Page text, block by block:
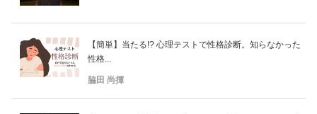
【簡単】当たる!? 心理テストで性格診断。知らなかった
性格...
脇田 尚揮